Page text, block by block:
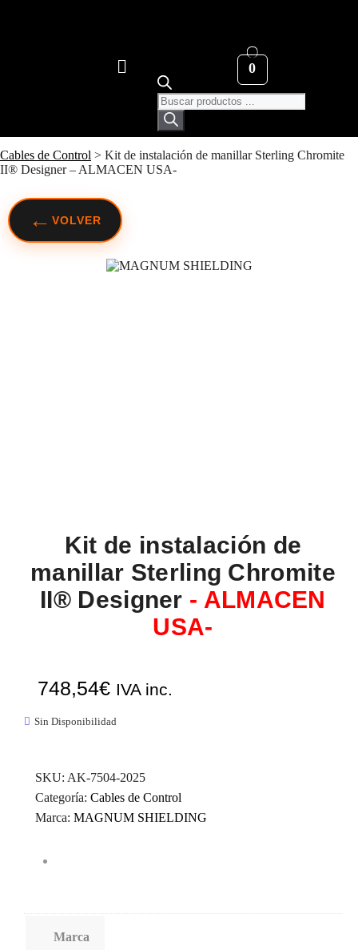
Cables de Control > Kit de instalación de manillar Sterling Chromite
II® Designer – ALMACEN USA-
0
← VOLVER
Kit de instalación de
manillar Sterling Chromite
II® Designer - ALMACEN
USA-
748,54€ IVA inc.
Sin Disponibilidad
SKU: AK-7504-2025
Categoría: Cables de Control
Marca: MAGNUM SHIELDING
Marca